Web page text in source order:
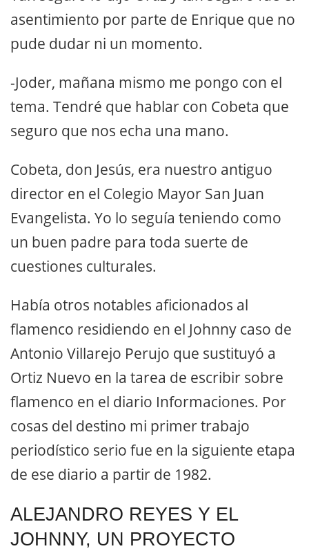
asentimiento por parte de Enrique que no
pude dudar ni un momento.
-Joder, mañana mismo me pongo con el
tema. Tendré que hablar con Cobeta que
seguro que nos echa una mano.
Cobeta, don Jesús, era nuestro antiguo
director en el Colegio Mayor San Juan
Evangelista. Yo lo seguía teniendo como
un buen padre para toda suerte de
cuestiones culturales.
Había otros notables aficionados al
flamenco residiendo en el Johnny caso de
Antonio Villarejo Perujo que sustituyó a
Ortiz Nuevo en la tarea de escribir sobre
flamenco en el diario Informaciones. Por
cosas del destino mi primer trabajo
periodístico serio fue en la siguiente etapa
de ese diario a partir de 1982.
ALEJANDRO REYES Y EL
JOHNNY, UN PROYECTO